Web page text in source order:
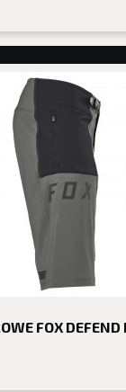
FOX DEFEND